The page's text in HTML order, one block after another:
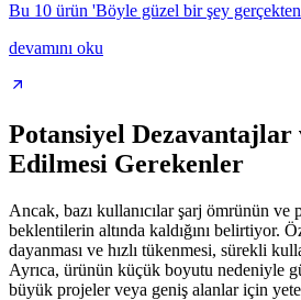
Bu 10 ürün 'Böyle güzel bir şey gerçekten
devamını oku
Potansiyel
Edilmesi Gerekenler
Ancak, bazı kullanıcılar şarj ömrünün ve
beklentilerin altında kaldığını belirtiyor.
dayanması ve hızlı tükenmesi, sürekli
Ayrıca, ürünün küçük boyutu nedeniyle
büyük projeler veya geniş alanlar için